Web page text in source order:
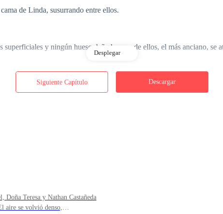
de Linda, susurrando entre ellos.
y ningún hueso dañado, uno de ellos, el más anciano, se
parece grave. ¿Deberíamos…?
helado. Aun en forma de espíritu, el pecho me ardía.
Desplegar
Siguiente Capítulo Descargar
Doña Teresa y Nathan Castañeda
aire se volvió denso,